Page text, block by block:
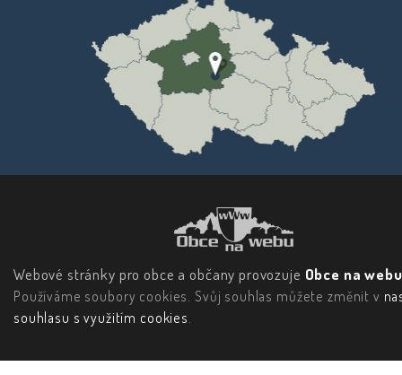
Webové stránky pro obce a občany provozuje Obce na
Používáme soubory cookies. Svůj souhlas můžete změnit v
souhlasu s využitím cookies